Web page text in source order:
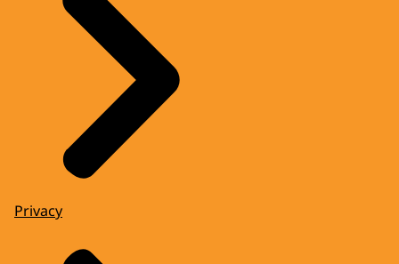
Privacy